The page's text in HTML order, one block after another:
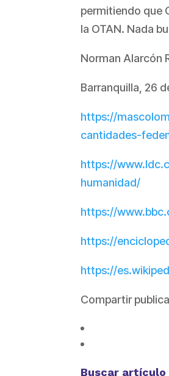
permitiendo que
la OTAN. Nada
Norman Alarcón
Barranquilla, 26
https://
cantidades-
https://
humanidad/
https://
https://
https://
Compartir
Buscar artículo